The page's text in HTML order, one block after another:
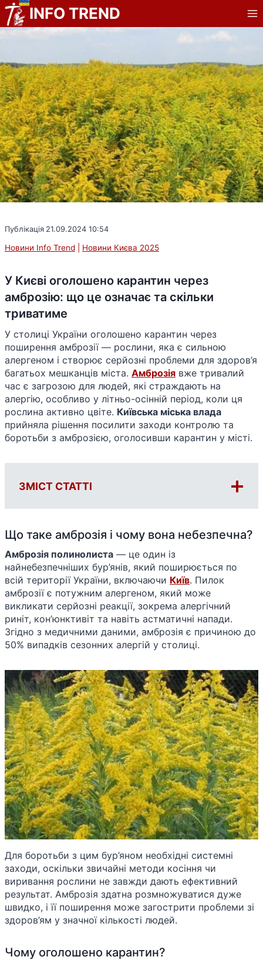
Перейти
до
вмісту
INFO TREND
Публікація 21.09.2024 10:54
Новини Info Trend Новини Києва 2025
У Києві оголошено карантин через
амброзію: що це означає та скільки
триватиме
У столиці України оголошено карантин через
поширення амброзії — рослини, яка є сильною
алергеном і створює серйозні проблеми для здоров’я
багатьох мешканців міста. Амброзія вже тривалий
час є загрозою для людей, які страждають на
алергію, особливо у літньо-осінній період, коли ця
рослина активно цвіте. Київська міська влада
прийняла рішення посилити заходи контролю та
боротьби з амброзією, оголосивши карантин у місті.
ЗМІСТ СТАТТІ
Що таке амброзія і чому вона небезпечна?
Амброзія полинолиста — це один із
найнебезпечніших бур’янів, який поширюється по
всій території України, включаючи Київ. Пилок
амброзії є потужним алергеном, який може
викликати серйозні реакції, зокрема алергічний
риніт, кон’юнктивіт та навіть астматичні напади.
Згідно з медичними даними, амброзія є причиною до
50% випадків сезонних алергій у столиці.
Для боротьби з цим бур’яном необхідні системні
заходи, оскільки звичайні методи косіння чи
виривання рослини не завжди дають ефективний
результат. Амброзія здатна розмножуватися дуже
швидко, і її поширення може загострити проблеми зі
здоров’ям у значної кількості людей.
Чому оголошено карантин?